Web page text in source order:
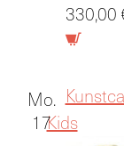
330,00
Mo.
17Kids